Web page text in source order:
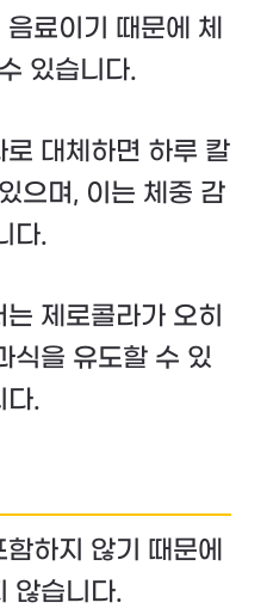
료이기 때문에 체
있습니다.
대체하면 하루 칼
으며, 이는 체중 감
다.
제로콜라가 오히
식을 유도할 수 있
다.
하지 않기 때문에
않습니다.